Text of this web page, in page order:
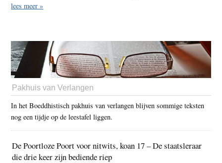
lees meer »
Pakhuis van Verlangen
In het Boeddhistisch pakhuis van verlangen blijven sommige teksten
nog een tijdje op de leestafel liggen.
De Poortloze Poort voor nitwits, koan 17 – De staatsleraar
die drie keer zijn bediende riep